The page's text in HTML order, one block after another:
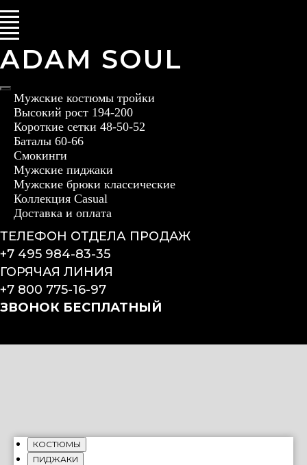
ADAM SOUL
Мужские костюмы тройки
Высокий рост 194-200
Короткие сетки 48-50-52
Баталы 60-66
Смокинги
Мужские пиджаки
Мужские брюки классические
Коллекция Casual
Доставка и оплата
ТЕЛЕФОН ОТДЕЛА ПРОДАЖ
+7 495 984-83-35
ГОРЯЧАЯ ЛИНИЯ
+7 800 775-16-97
ЗВОНОК БЕСПЛАТНЫЙ
КОСТЮМЫ
ПИДЖАКИ